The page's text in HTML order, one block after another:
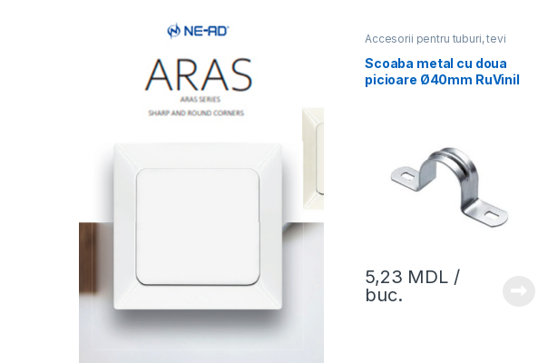
Accesorii pentru tuburi, tevi
Scoaba metal cu doua
picioare Ø40mm RuVinil
5,23 MDL/
buc.